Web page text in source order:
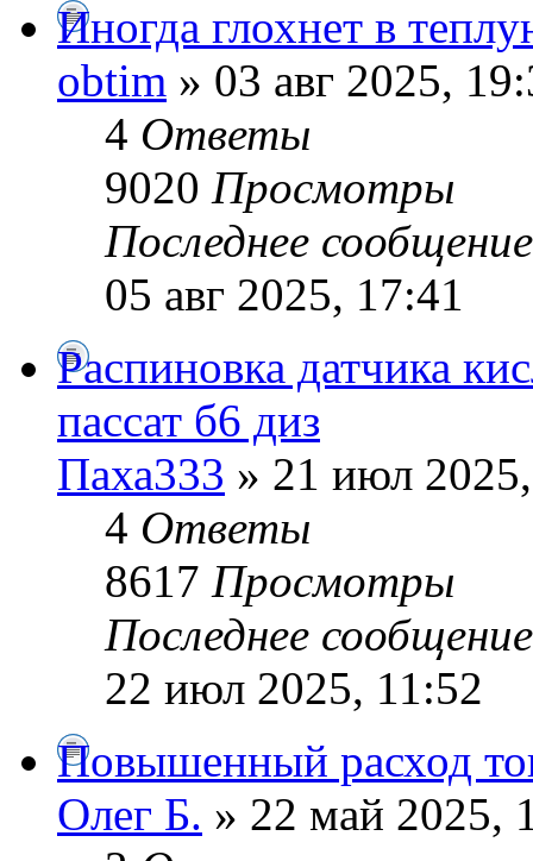
Иногда глохнет в
obtim » 03 авг 2025,
4 Ответы
9020 Просмотры
Последнее
05 авг 2025, 17:41
Распиновка датчика
пассат б6 диз
Паха333 » 21 июл
4 Ответы
8617 Просмотры
Последнее
22 июл 2025, 11:52
Повышенный расход
Олег Б. » 22 май 2025,